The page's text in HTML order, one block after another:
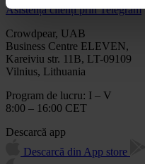
Asistență clienți prin Telegram
Crowdpear, UAB
Business Centre ELEVEN,
Kareiviu str. 11B, LT-09109
Vilnius, Lithuania
Program de lucru: I – V
8:00 – 16:00 CET
Descarcă app
Descarcă din App store